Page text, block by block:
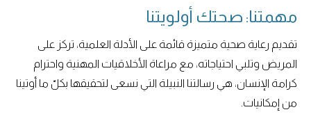
مهمتنا: صحتك أولويتنا
تقديم رعاية صحية متميزة قائمة على الأدلة العلمية، تركز على
المريض وتلبي احتياجاته، مع مراعاة الأخلاقيات المهنية واحترام
كرامة الإنسان، هي رسالتنا النبيلة التي نسعى لتحقيقها بكلّ ما أوتينا
من إمكانيات.